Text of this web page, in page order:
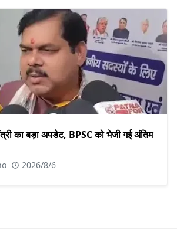
का बड़ा अपडेट, BPSC को भेजी गई अंतिम
2026/8/6